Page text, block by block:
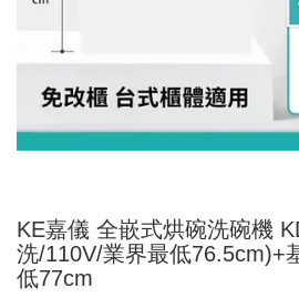
KE嘉儀 全嵌式烘碗洗碗機
洗/110V/業界最低76.5cm)+
低77cm